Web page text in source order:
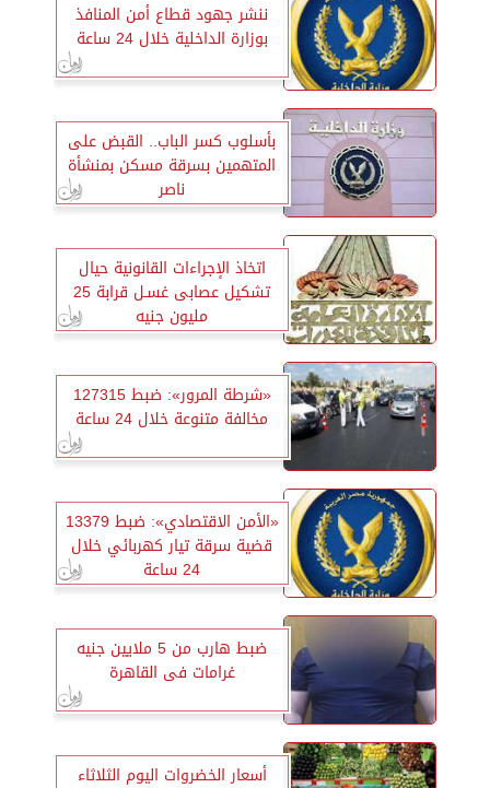
ننشر جهود قطاع أمن المنافذ
بوزارة الداخلية خلال 24 ساعة
بأسلوب كسر الباب.. القبض على
المتهمين بسرقة مسكن بمنشأة
ناصر
اتخاذ الإجراءات القانونية حيال
تشكيل عصابى غسـل قرابة 25
مليون جنيه
«شرطة المرور»: ضبط 127315
مخالفة متنوعة خلال 24 ساعة
«الأمن الاقتصادي»: ضبط 13379
قضية سرقة تيار كهربائي خلال
24 ساعة
ضبط هارب من 5 ملايين جنيه
غرامات فى القاهرة
أسعار الخضروات اليوم الثلاثاء